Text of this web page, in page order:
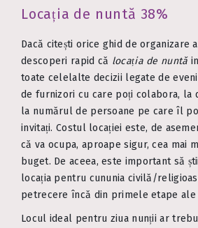
Locația de nuntă 38%
Dacă citești orice ghid de organizare
descoperi rapid că locația de nuntă
toate celelalte decizii legate de
de furnizori cu care poți colabora, la
la numărul de persoane pe care îl
invitați. Costul locației este, de
că va ocupa, aproape sigur, cea mai
buget. De aceea, este important să
locația pentru cununia civilă/
petrecere încă din primele etape ale
Locul ideal pentru ziua nunții ar